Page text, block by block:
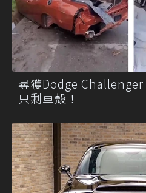
尋獲Dodge
只剩車殼！